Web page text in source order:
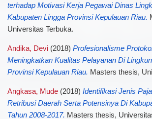
terhadap Motivasi Kerja Pegawai Dinas
Kabupaten Lingga Provinsi Kepulauan Riau.
Universitas Terbuka.
Andika, Devi(2018) Profesionalisme
Meningkatkan Kualitas Pelayanan Di
Provinsi Kepulauan Riau. Masters thesis,
Angkasa, Mude(2018) Identifikasi Jenis
Retribusi Daerah Serta Potensinya Di
Tahun 2008-2017. Masters thesis,